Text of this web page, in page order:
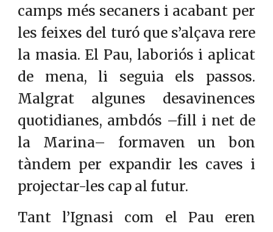
camps més secaners i acabant per
les feixes del turó que s’alçava rere
la masia. El Pau, laboriós i aplicat
de mena, li seguia els passos.
Malgrat algunes desavinences
quotidianes, ambdós –fill i net de
la Marina– formaven un bon
tàndem per expandir les caves i
projectar-les cap al futur.
Tant l’Ignasi com el Pau eren